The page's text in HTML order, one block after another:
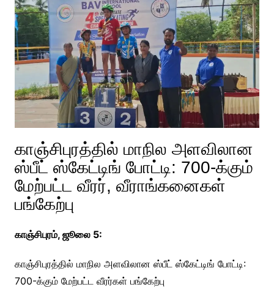
காஞ்சிபுரத்தில் மாநில அளவிலான
ஸ்பீட் ஸ்கேட்டிங் போட்டி: 700-க்கும்
மேற்பட்ட வீரர், வீராங்கனைகள்
பங்கேற்பு
காஞ்சிபுரம், ஜூலை 5:
காஞ்சிபுரத்தில் மாநில அளவிலான ஸ்பீட் ஸ்கேட்டிங் போட்டி:
700-க்கும் மேற்பட்ட வீரர்கள் பங்கேற்பு